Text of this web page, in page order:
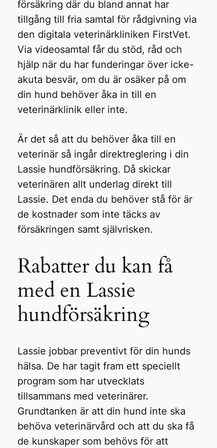
försäkring där du bland annat har
tillgång till fria samtal för rådgivning via
den digitala veterinärkliniken FirstVet.
Via videosamtal får du stöd, råd och
hjälp när du har funderingar över icke-
akuta besvär, om du är osäker på om
din hund behöver åka in till en
veterinärklinik eller inte.
Är det så att du behöver åka till en
veterinär så ingår direktreglering i din
Lassie hundförsäkring. Då skickar
veterinären allt underlag direkt till
Lassie. Det enda du behöver stå för är
de kostnader som inte täcks av
försäkringen samt självrisken.
Rabatter du kan få
med en Lassie
hundförsäkring
Lassie jobbar preventivt för din hunds
hälsa. De har tagit fram ett speciellt
program som har utvecklats
tillsammans med veterinärer.
Grundtanken är att din hund inte ska
behöva veterinärvård och att du ska få
de kunskaper som behövs för att